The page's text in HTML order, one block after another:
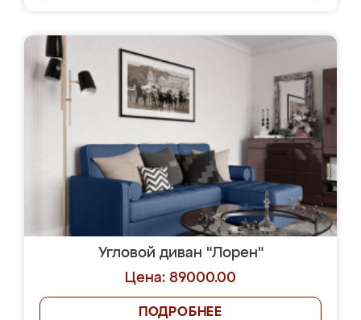
Угловой диван "Лорен"
Цена: 89000.00
ПОДРОБНЕЕ